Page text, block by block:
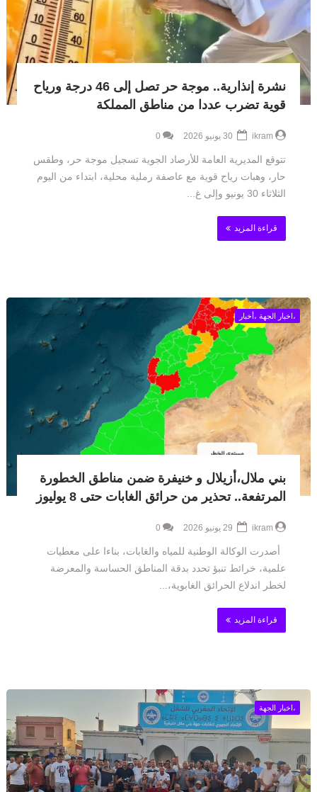
نشرة إنذارية.. موجة حر تصل إلى 46 درجة ورياح
قوية تضرب عددا من مناطق المملكة
ikram
0
تتوقع المديرية العامة للأرصاد الجوية تسجيل موجة حر، وطقس
حار، وهبات رياح قوية مع عاصفة رملية محلية، ابتداء من اليوم
الثلاثاء 30 يونيو وإلى غ...
قراءة المزيد
،اخبار الجهة ،أخبار
بني ملال،أزيلال و خنيفرة ضمن مناطق الخطورة
المرتفعة.. تحذير من حرائق الغابات حتى 8 يوليوز
ikram
0
أصدرت الوكالة الوطنية للمياه والغابات، بناءا على معطيات
علمية، خرائط تنبؤ تحدد بدقة المناطق الحساسة والمعرضة
لخطر اندلاع الحرائق الغابوية،...
قراءة المزيد
،اخبار الجهة